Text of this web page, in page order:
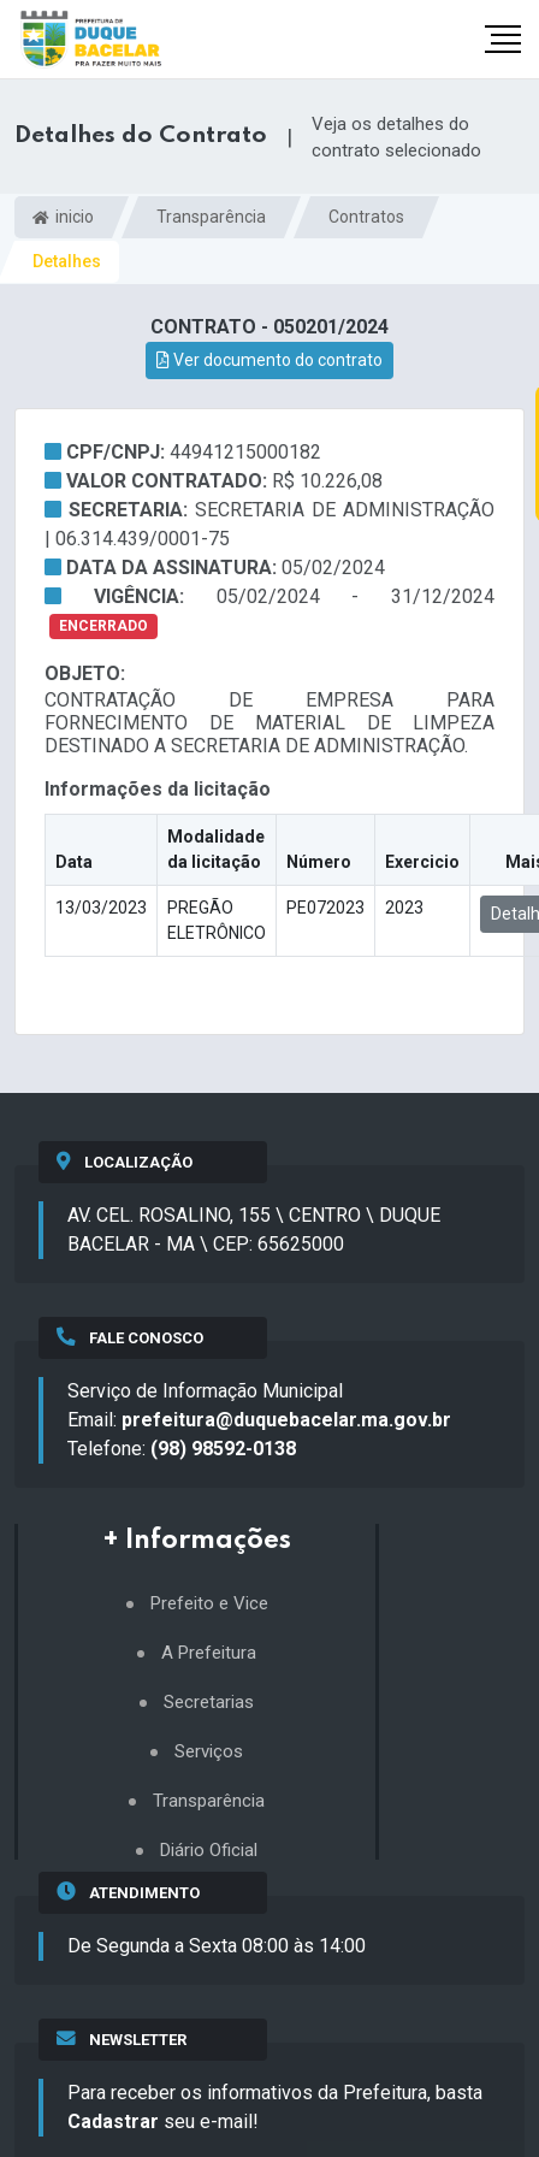
Detalhes do Contrato |
Veja os detalhes do
contrato selecionado
inicio Transparência Contratos
Detalhes
CONTRATO - 050201/2024
Ver documento do contrato
CPF/CNPJ: 44941215000182
VALOR CONTRATADO: R$ 10.226,08
SECRETARIA: SECRETARIA DE ADMINISTRAÇÃO
| 06.314.439/0001-75
DATA DA ASSINATURA: 05/02/2024
VIGÊNCIA: 05/02/2024 - 31/12/2024
ENCERRADO
OBJETO:
CONTRATAÇÃO DE EMPRESA PARA
FORNECIMENTO DE MATERIAL DE LIMPEZA
DESTINADO A SECRETARIA DE ADMINISTRAÇÃO.
Informações da licitação
Data
Modalidade
da licitação
Número Exercicio
13/03/2023
PREGÃO
ELETRÔNICO
PE072023 2023
LOCALIZAÇÃO
AV. CEL. ROSALINO, 155 \ CENTRO \ DUQUE
BACELAR - MA \ CEP: 65625000
FALE CONOSCO
Serviço de Informação Municipal
Email: prefeitura@duquebacelar.ma.gov.br
Telefone: (98) 98592-0138
+ Informações
Prefeito e Vice
A Prefeitura
Secretarias
Serviços
Transparência
Diário Oficial
ATENDIMENTO
De Segunda a Sexta 08:00 às 14:00
NEWSLETTER
Para receber os informativos da Prefeitura, basta
Cadastrar seu e-mail!